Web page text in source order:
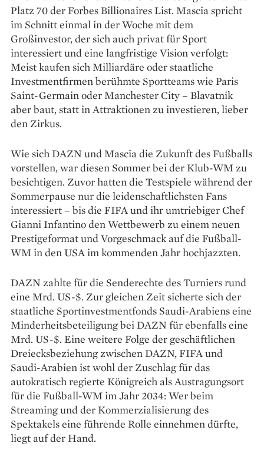
Platz 70 der Forbes Billionaires List. Mascia spricht
im Schnitt einmal in der Woche mit dem
Großinvestor, der sich auch privat für Sport
interessiert und eine langfristige Vision verfolgt:
Meist kaufen sich Milliardäre oder staatliche
Investmentfirmen berühmte Sportteams wie Paris
Saint-Germain oder Manchester City – Blavatnik
aber baut, statt in Attraktionen zu investieren, lieber
den Zirkus.
Wie sich DAZN und Mascia die Zukunft des Fußballs
vorstellen, war diesen Sommer bei der Klub-WM zu
besichtigen. Zuvor hatten die Testspiele während der
Sommerpause nur die leidenschaftlichsten Fans
interessiert – bis die FIFA und ihr umtriebiger Chef
Gianni Infantino den Wettbewerb zu einem neuen
Prestige­format und Vorgeschmack auf die Fußball-
WM in den USA im kommenden Jahr hochjazzten.
DAZN zahlte für die Senderechte des Turniers rund
eine Mrd. US-$. Zur gleichen Zeit sicherte sich der
staatliche Sportinvestmentfonds Saudi-Arabiens eine
Minderheitsbeteiligung bei DAZN für ebenfalls eine
Mrd. US-$. Eine weitere Folge der geschäftlichen
Dreiecksbeziehung zwischen DAZN, FIFA und
Saudi-Arabien ist wohl der Zuschlag für das
autokratisch regierte Königreich als Austragungsort
für die Fußball-WM im Jahr 2034: Wer beim
Streaming und der Kommerzialisierung des
Spektakels eine führende Rolle einnehmen dürfte,
liegt auf der Hand.